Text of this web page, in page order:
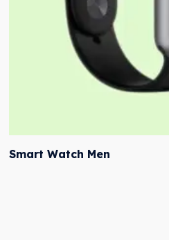
Smart Watch Men